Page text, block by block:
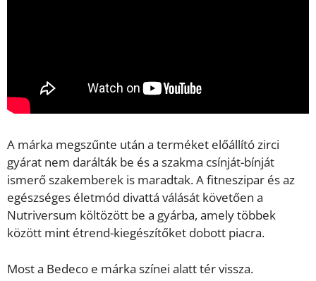
A márka megszűnte után a terméket előállító zirci
gyárat nem darálták be és a szakma csínját-bínját
ismerő szakemberek is maradtak. A fitneszipar és az
egészséges életmód divattá válását követően a
Nutriversum költözött be a gyárba, amely többek
között mint étrend-kiegészítőket dobott piacra.
Most a Bedeco e márka színei alatt tér vissza.